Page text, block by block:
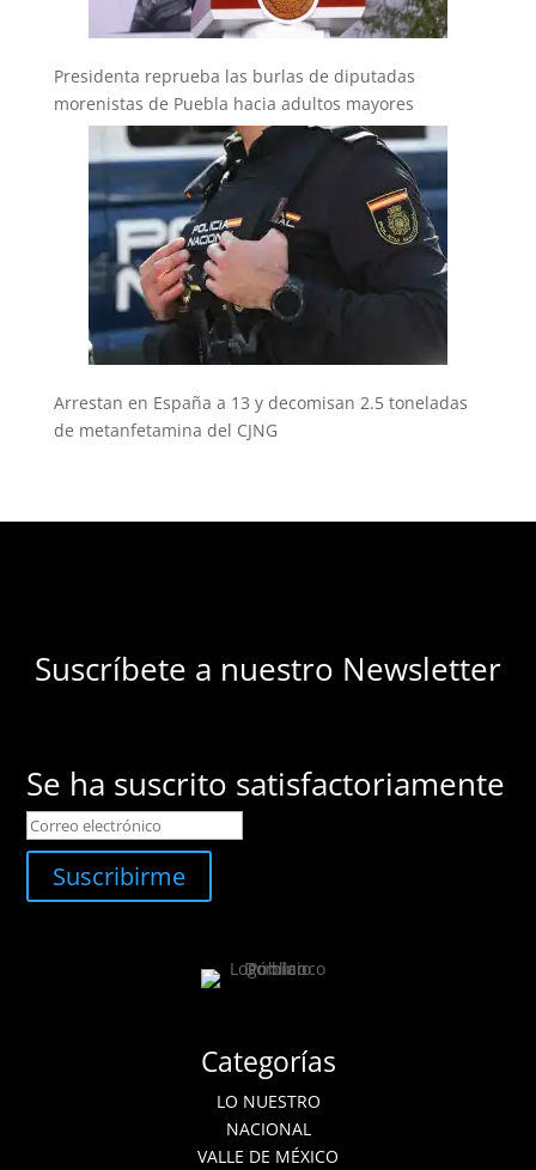
Presidenta reprueba las burlas de diputadas
morenistas de Puebla hacia adultos mayores
Arrestan en España a 13 y decomisan 2.5 toneladas
de metanfetamina del CJNG
Suscríbete a nuestro Newsletter
Se ha suscrito satisfactoriamente
Suscribirme
Categorías
LO NUESTRO
NACIONAL
VALLE DE MÉXICO